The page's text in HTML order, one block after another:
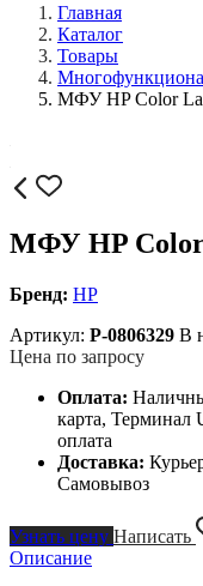
Главная
Каталог
Товары
МФУ HP Color
МФУ HP Color
Бренд: HP
Артикул: P-0806329 В
Цена по запросу
Оплата:
карта,
оплата
Доставка:
Самовывоз
Узнать цену Написать
Описание